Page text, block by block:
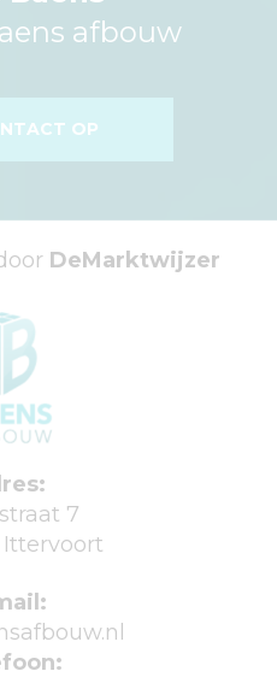
afbouw
OP
DeMarktwijzer
7
Ittervoort